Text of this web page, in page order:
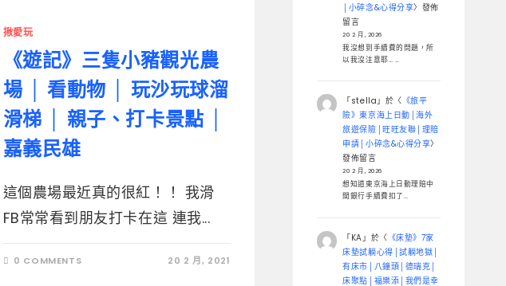
揪愛玩
《遊記》三隻小豬觀光農
場 │ 看動物 │ 玩沙玩球溜
滑梯 │ 親子、打卡景點 │
嘉義民雄
這個農場最近真的很紅！！ 我滑
FB常常看到朋友打卡在這 連我...
0 COMMENTS 20 2 月, 2021
│小碎念&心得分享〉發佈
留言
20 2 月, 2026
我沒想到手續費的問題，所
以我沒注意耶… …
「stella」於〈 《旅平
險》東京海上日動│海外
旅遊保險│旺旺友聯│理賠
申請│小碎念&心得分享〉
發佈留言
20 2 月, 2026
想知道東京海上日動理賠中
間銀行手續費扣了…
「KA 」於〈 《床墊》7家
床墊試躺心得│試躺地獄│
有床市│八鐘頭│德瑞克│
床聚點│福樂添│我們是幸